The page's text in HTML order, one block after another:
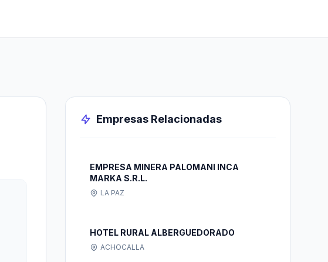
Empresas Relacionadas
EMPRESA MINERA PALOMANI INCA
MARKA S.R.L.
LA PAZ
HOTEL RURAL ALBERGUEDORADO
ACHOCALLA